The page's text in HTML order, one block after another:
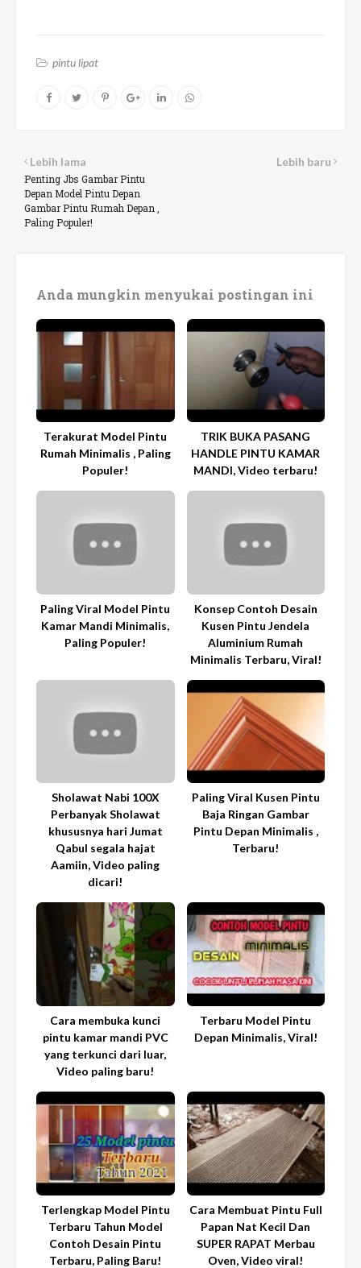
pintu lipat
Lebih baru
Lebih lama
Penting Jbs Gambar Pintu
Depan Model Pintu Depan
Gambar Pintu Rumah Depan ,
Paling Populer!
Anda mungkin menyukai postingan ini
Terakurat Model Pintu
Rumah Minimalis , Paling
Populer!
TRIK BUKA PASANG
HANDLE PINTU KAMAR
MANDI, Video terbaru!
Paling Viral Model Pintu
Kamar Mandi Minimalis,
Paling Populer!
Konsep Contoh Desain
Kusen Pintu Jendela
Aluminium Rumah
Minimalis Terbaru, Viral!
Sholawat Nabi 100X
Perbanyak Sholawat
khususnya hari Jumat
Qabul segala hajat
Aamiin, Video paling
dicari!
Paling Viral Kusen Pintu
Baja Ringan Gambar
Pintu Depan Minimalis ,
Terbaru!
Cara membuka kunci
pintu kamar mandi PVC
yang terkunci dari luar,
Video paling baru!
Terbaru Model Pintu
Depan Minimalis, Viral!
Terlengkap Model Pintu
Terbaru Tahun Model
Contoh Desain Pintu
Terbaru, Paling Baru!
Cara Membuat Pintu Full
Papan Nat Kecil Dan
SUPER RAPAT Merbau
Oven, Video viral!